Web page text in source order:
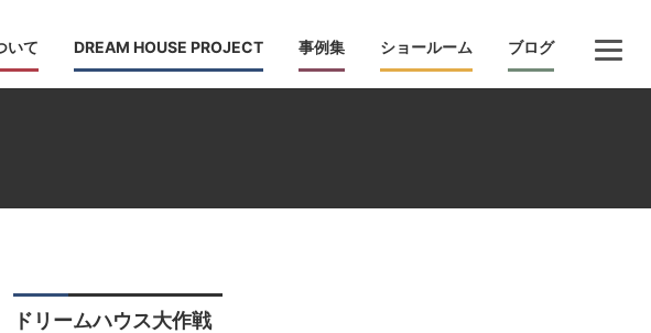
いて DREAM HOUSE PROJECT 事例集 ショールーム ブログ
ドリームハウス大作戦